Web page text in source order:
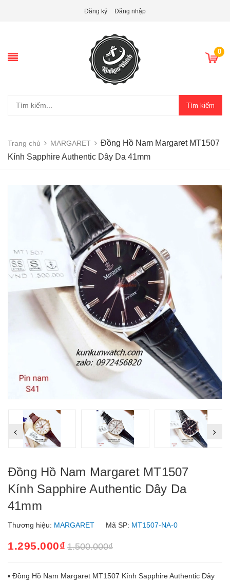
Đăng ký Đăng nhập
0
Tìm kiếm
Trang chủ MARGARET
Đồng Hồ Nam Margaret MT1507
Kính Sapphire Authentic Dây Da 41mm
Đồng Hồ Nam Margaret MT1507
Kính Sapphire Authentic Dây Da
41mm
Thương hiệu: MARGARET Mã SP: MT1507-NA-0
1.295.000₫ 1.500.000₫
▪️ Đồng Hồ Nam Margaret MT1507 Kính Sapphire Authentic Dây